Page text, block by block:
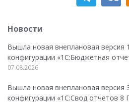
Новости
Вышла новая внеплановая версия
конфигурации «1C:Бюджетная
07.08.2026
Вышла новая внеплановая версия
конфигурации «1C:Свод отчетов